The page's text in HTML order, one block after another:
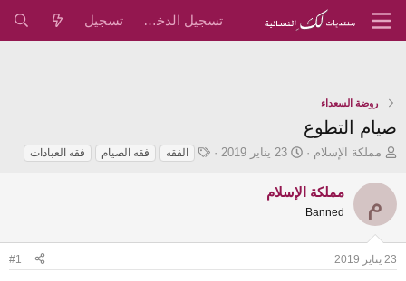
تسجيل الدخول تسجيل
روضة السعداء
صيام التطوع
ب
د
ئ
ا
و
مملكة الإسلام
ت
ي
23 يناير 2019 الفقه فقه الصيام فقه العبادات
م مملكة الإسلام
Banned
23 يناير 2019 #1